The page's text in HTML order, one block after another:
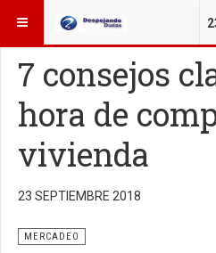
ESTÁ AQUÍ: MERCADEO
7 consejos
hora de
vivienda
23 SEPTIEMBRE 2018
MERCADEO